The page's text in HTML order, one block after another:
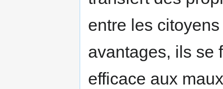
entre les
avantages, ils se
efficace aux